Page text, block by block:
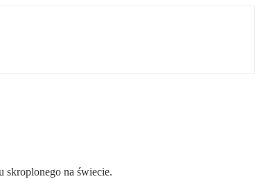
skroplonego na świecie.